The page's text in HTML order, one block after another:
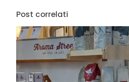
Post correlati